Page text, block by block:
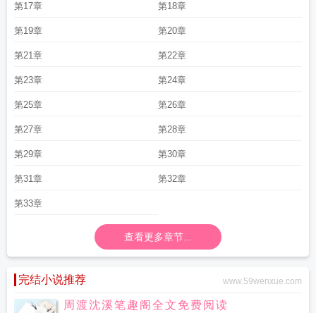
第17章 第18章
第19章 第20章
第21章 第22章
第23章 第24章
第25章 第26章
第27章 第28章
第29章 第30章
第31章 第32章
第33章
查看更多章节...
完结小说推荐 www.59wenxue.com
周渡沈溪笔趣阁全文免费阅读